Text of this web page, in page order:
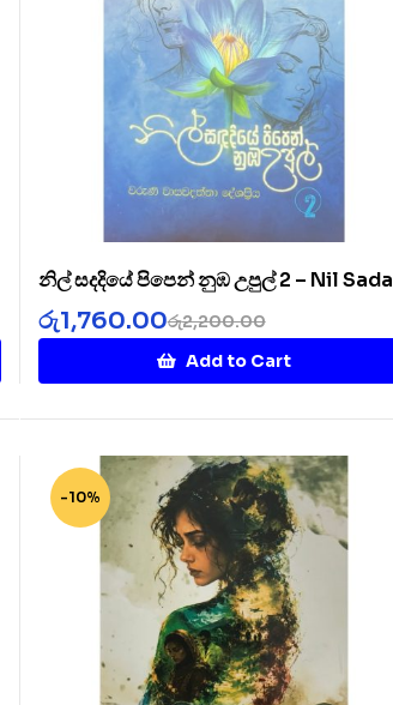
නිල් සදදියේ පිපෙන් නුඹ උපුල් 2 – Nil Sada
Diye 2
රු2,200.00
රු1,760.00
Add to Cart
-10%